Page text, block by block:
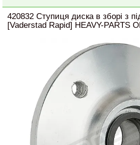
420832 Ступиця диска в зборі з
[Vaderstad Rapid] HEAVY-PARTS